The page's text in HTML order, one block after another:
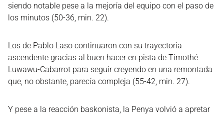
siendo notable pese a la mejoría del equipo con el paso de
los minutos (50-36, min. 22).
Los de Pablo Laso continuaron con su trayectoria
ascendente gracias al buen hacer en pista de Timothé
Luwawu-Cabarrot para seguir creyendo en una remontada
que, no obstante, parecía compleja (55-42, min. 27).
Y pese a la reacción baskonista, la Penya volvió a apretar